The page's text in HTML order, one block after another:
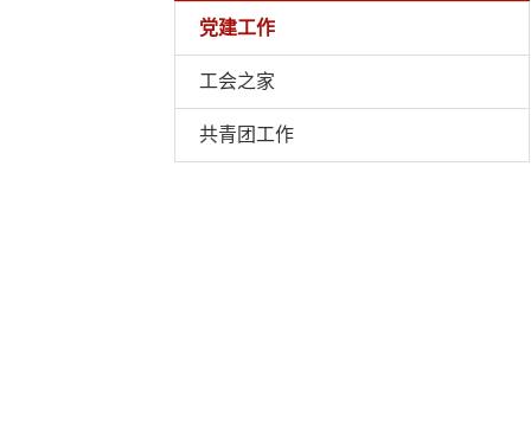
党建工作
工会之家
共青团工作